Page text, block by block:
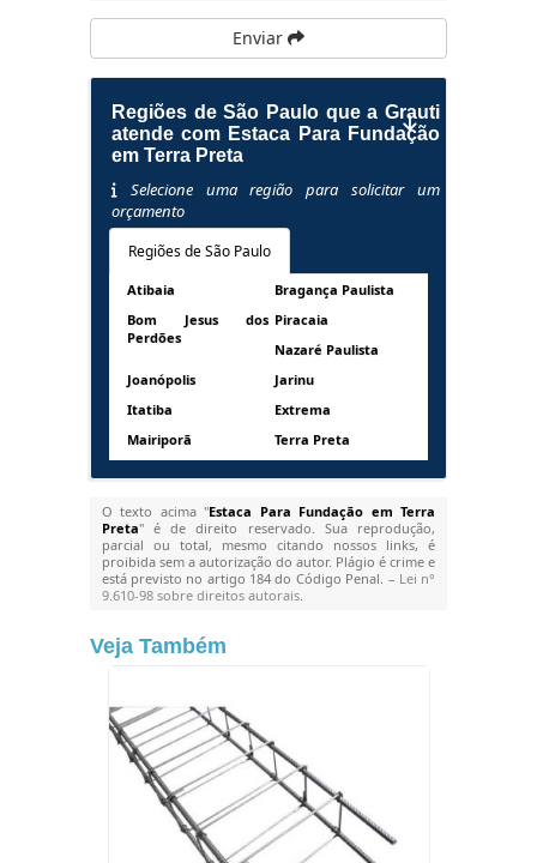
Enviar
Regiões de São Paulo que a Grauti
atende com Estaca Para Fundação
em Terra Preta
Selecione uma região para solicitar um
orçamento
Regiões de São Paulo
Atibaia
Bragança Paulista
Bom Jesus dos
Perdões
Piracaia
Nazaré Paulista
Joanópolis
Jarinu
Itatiba
Extrema
Mairiporã
Terra Preta
O texto acima "Estaca Para Fundação em Terra
Preta" é de direito reservado. Sua reprodução,
parcial ou total, mesmo citando nossos links, é
proibida sem a autorização do autor. Plágio é crime e
está previsto no artigo 184 do Código Penal. – Lei n°
9.610-98 sobre direitos autorais.
Veja Também